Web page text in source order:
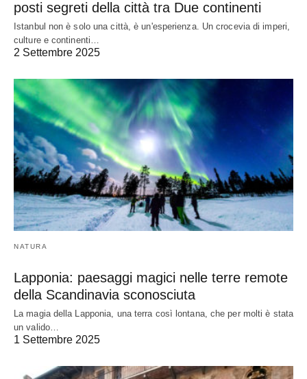
posti segreti della città tra Due continenti
Istanbul non è solo una città, è un'esperienza. Un crocevia di imperi,
culture e continenti…
2 Settembre 2025
NATURA
Lapponia: paesaggi magici nelle terre remote
della Scandinavia sconosciuta
La magia della Lapponia, una terra così lontana, che per molti è stata
un valido…
1 Settembre 2025